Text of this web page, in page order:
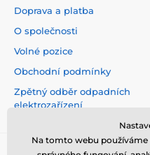
Doprava a platba
O společnosti
Volné pozice
Obchodní podmínky
Zpětný odběr odpadních
elektrozařízení
Na tomto webu používáme